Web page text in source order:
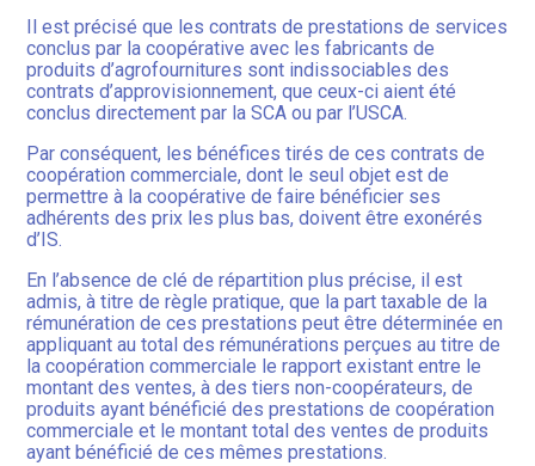
Il est précisé que les contrats de prestations de services
conclus par la coopérative avec les fabricants de
produits d’agrofournitures sont indissociables des
contrats d’approvisionnement, que ceux-ci aient été
conclus directement par la SCA ou par l’USCA.
Par conséquent, les bénéfices tirés de ces contrats de
coopération commerciale, dont le seul objet est de
permettre à la coopérative de faire bénéficier ses
adhérents des prix les plus bas, doivent être exonérés
d’IS.
En l’absence de clé de répartition plus précise, il est
admis, à titre de règle pratique, que la part taxable de la
rémunération de ces prestations peut être déterminée en
appliquant au total des rémunérations perçues au titre de
la coopération commerciale le rapport existant entre le
montant des ventes, à des tiers non-coopérateurs, de
produits ayant bénéficié des prestations de coopération
commerciale et le montant total des ventes de produits
ayant bénéficié de ces mêmes prestations.